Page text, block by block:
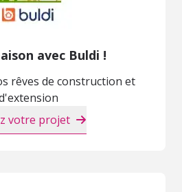
avec Buldi !
rêves de construction et
votre projet